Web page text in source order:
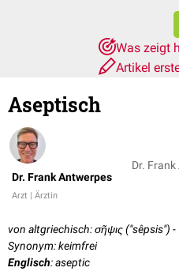
Was zeigt
Artikel
Aseptisch
Dr. Frank Antwerpes
Arzt | Ärztin
Dr.
von altgriechisch: σῆψις ("sêpsis")
Synonym: keimfrei
Englisch: aseptic